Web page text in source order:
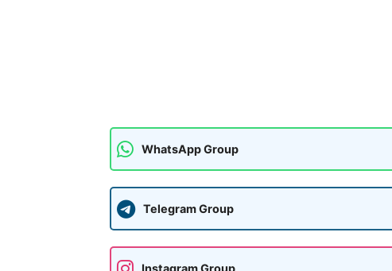
WhatsApp Group
Telegram Group
Instagram Group